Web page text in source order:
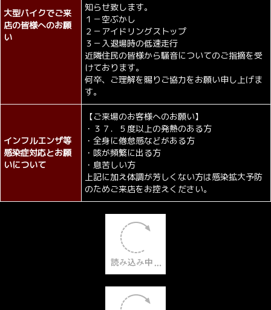
大型バイクでご来
店の皆様へのお願
い
知らせ致します。
１－空ぶかし
２－アイドリングストップ
３－入退場時の低速走行
近隣住民の皆様から騒音についてのご指摘を受
けております。
何卒、ご理解を賜りご協力をお願い申し上げま
す。
インフルエンザ等
感染症対応とお願
いについて
【ご来場のお客様へのお願い】
・３７．５度以上の発熱のある方
・全身に倦怠感などがある方
・咳が頻繁に出る方
・息苦しい方
上記に加え体調が芳しくない方は感染拡大予防
のためご来店をお控えください。